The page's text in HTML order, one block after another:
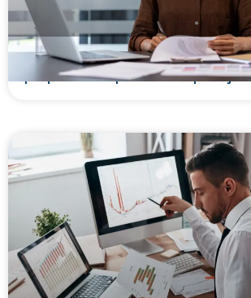
Como fazer análise de crédito
pequenas empresas na operação